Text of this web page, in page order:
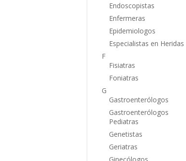
Endoscopistas
Enfermeras
Epidemiologos
Especialistas en Heridas
F
Fisiatras
Foniatras
G
Gastroenterólogos
Gastroenterólogos
Pediatras
Genetistas
Geriatras
Ginecólogos